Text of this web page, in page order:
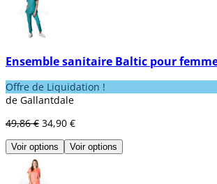
Ensemble sanitaire Baltic pour
Offre de Liquidation !
de Gallantdale
49,86 € 34,90 €
Voir options Voir options